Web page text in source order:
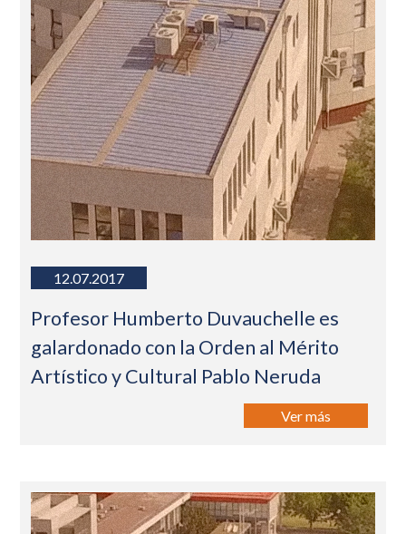
12.07.2017
Profesor Humberto Duvauchelle es
galardonado con la Orden al Mérito
Artístico y Cultural Pablo Neruda
Ver más